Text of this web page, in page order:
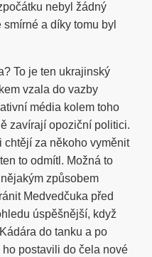
nebyl žádný
a díky tomu byl
To je ten ukrajinský
vzala do vazby
média kolem toho
zavírají opoziční politici.
chtějí za někoho vyměnit
to odmítl. Možná to
způsobem
Medvedčuka před
úspěšnější, když
do tanku a po
postavili do čela nové